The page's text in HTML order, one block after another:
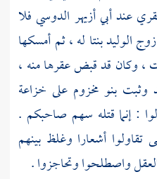
عندأبي أزيهر الدوسيفلا
الوليدبنتا له ، ثم أمسكها
، وكان قد قبض عقرها منه ،
وثبت بنو مخزومعلى خزاعة
: إنما قتله سهم صاحبكم .
أشعارا وغلظ بينهم
واصطلحوا وتحاجزوا .